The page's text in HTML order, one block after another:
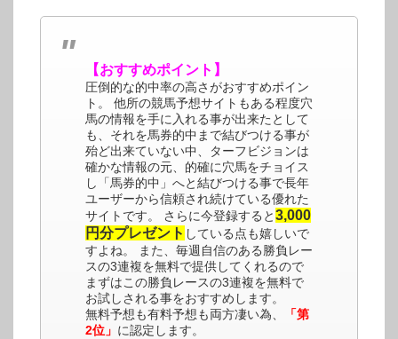
【おすすめポイント】
圧倒的な的中率の高さがおすすめポイン
ト。 他所の競馬予想サイトもある程度穴
馬の情報を手に入れる事が出来たとして
も、それを馬券的中まで結びつける事が
殆ど出来ていない中、ターフビジョンは
確かな情報の元、的確に穴馬をチョイス
し「馬券的中」へと結びつける事で長年
ユーザーから信頼され続けている優れた
サイトです。 さらに今登録すると3,000
円分プレゼント している点も嬉しいで
すよね。 また、毎週自信のある勝負レー
スの3連複を無料で提供してくれるので
まずはこの勝負レースの3連複を無料で
お試しされる事をおすすめします。
無料予想も有料予想も両方凄い為、
「第
2位」 に認定します。